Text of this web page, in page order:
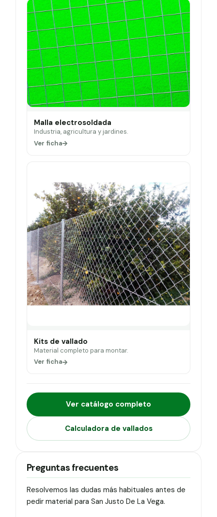
Malla electrosoldada
Industria, agricultura y jardines.
Ver ficha
Kits de vallado
Material completo para montar.
Ver ficha
Ver catálogo completo
Calculadora de vallados
Preguntas frecuentes
Resolvemos las dudas más habituales antes de
pedir material para San Justo De La Vega.